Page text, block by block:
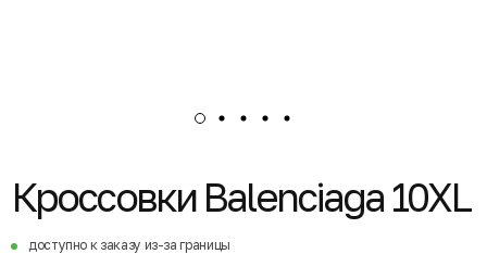
Кроссовки Balenciaga 10XL
доступно к заказу из-за границы